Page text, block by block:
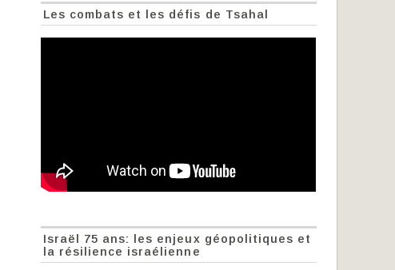
Les combats et les défis de Tsahal
Israël 75 ans: les enjeux géopolitiques et
la résilience israélienne